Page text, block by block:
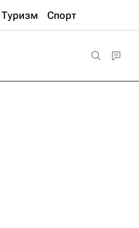
Туризм Спорт